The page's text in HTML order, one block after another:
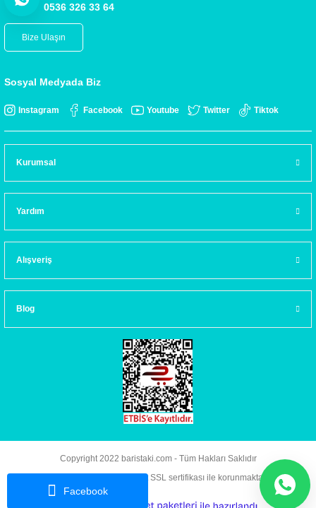
Facebook
0536 326 33 64
Bize Ulaşın
Sosyal Medyada Biz
Instagram Facebook Youtube Twitter Tiktok
Kurumsal
Yardım
Alışveriş
Blog
Copyright 2022 baristaki.com - Tüm Hakları Saklıdır
Kredi kartı bilgileriniz 256bit SSL sertifikası ile korunmaktadır.
e- ile